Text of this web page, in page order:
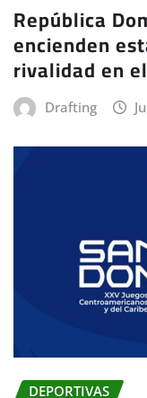
República
encienden
rivalidad en
Drafting
DEPORTIVAS